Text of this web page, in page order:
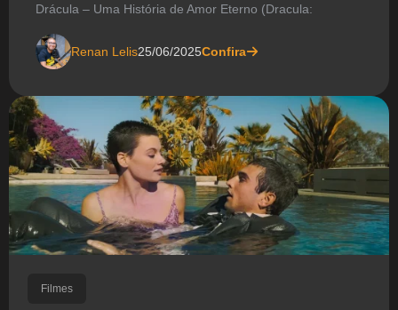
Drácula – Uma História de Amor Eterno (Dracula:
Renan Lelis25/06/2025Confira
Filmes